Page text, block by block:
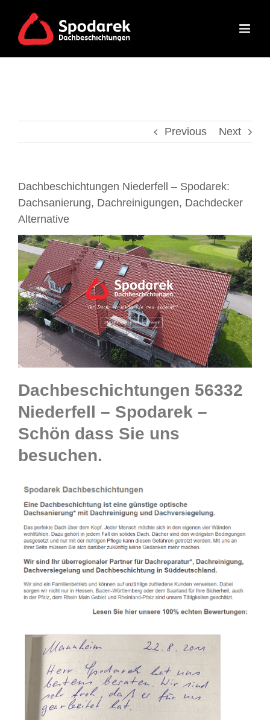
content
Previous Next
Dachbeschichtungen Niederfell – Spodarek:
Dachsanierung, Dachreinigungen, Dachdecker
Alternative
Dachbeschichtungen 56332
Niederfell – Spodarek –
Schön dass Sie uns
besuchen.